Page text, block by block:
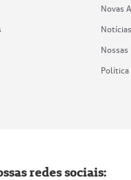
Novas
Notícias
Nossas
Política
redes sociais: